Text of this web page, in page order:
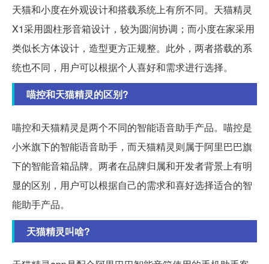
天猫和小度在外观设计和搭载系统上有所不同。天猫精灵
X1采用圆柱形音箱设计，较为圆润协调；而小度在家采用
类似长方体设计，造型更方正规整。此外，两者搭载的系
统也不同，用户可以根据个人喜好和需求进行选择。
喵控和天猫精灵的区别?
喵控和天猫精灵是两个不同的智能语音助手产品。喵控是
小米旗下的智能语音助手，而天猫精灵则属于阿里巴巴旗
下的智能音箱品牌。两者在品牌归属和开发者背景上有明
显的区别，用户可以根据自己的需求和喜好选择适合的智
能助手产品。
天猫精灵叫啥?